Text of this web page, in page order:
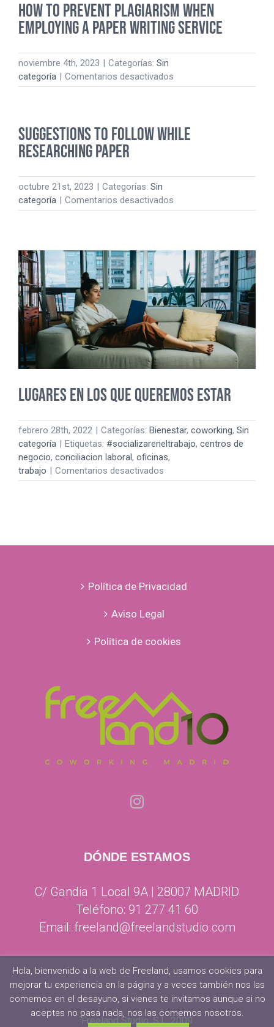
Someone
to
Write
How to Prevent Plagiarism When
Employing a Paper Writing Service
noviembre 4th, 2023 | Categorías: Sin
categoría | Comentarios desactivados
How
Plagiarism
When
Service
Suggestions to Follow While
Researching Paper
octubre 21st, 2023 | Categorías: Sin
categoría | Comentarios desactivados
Suggestions
While
Researching
Paper
Lugares en los que queremos estar
febrero 28th, 2022 | Categorías: Bienestar, coworking, Sin
categoría | Etiquetas: #socializareneltrabajo, centros de
negocio, conciliacion laboral, oficinas,
trabajo | Comentarios desactivados
Lugares
Política de Privacidad
Aviso Legal
Política de cookies
DÓNDE ESTAMOS
C/ Gandia 1 Local 9A | 28007 MADRID
Teléfono: 91 277 41 60
Email: freeland@freelandstudio.com
Freeland Studio, S.L. 2009
Hola, bienvenido a la web de Freeland, usamos cookies para
mejorar tu experiencia en la página y a veces también nos las
comemos en el desayuno, si vienes te invitamos aunque si no
aceptas no pasa nada, nos las comemos nosotros.